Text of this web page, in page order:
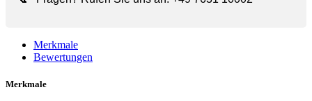
Merkmale
Bewertungen
Merkmale